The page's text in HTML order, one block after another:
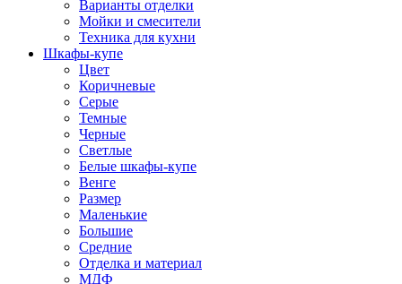
Варианты отделки
Мойки и смесители
Техника для кухни
Шкафы-купе
Цвет
Коричневые
Серые
Темные
Черные
Светлые
Белые шкафы-купе
Венге
Размер
Маленькие
Большие
Средние
Отделка и материал
МДФ